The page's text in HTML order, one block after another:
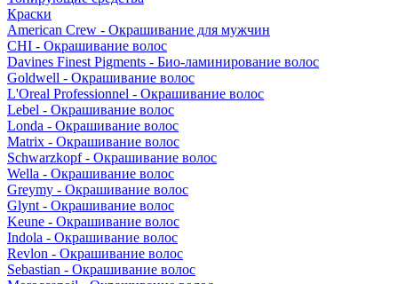
Краски
American Crew - Окрашивание для мужчин
CHI - Окрашивание волос
Davines Finest Pigments - Био-ламинирование волос
Goldwell - Окрашивание волос
L'Oreal Professionnel - Окрашивание волос
Lebel - Окрашивание волос
Londa - Окрашивание волос
Matrix - Окрашивание волос
Schwarzkopf - Окрашивание волос
Wella - Окрашивание волос
Greymy - Окрашивание волос
Glynt - Окрашивание волос
Keune - Окрашивание волос
Indola - Окрашивание волос
Revlon - Окрашивание волос
Sebastian - Окрашивание волос